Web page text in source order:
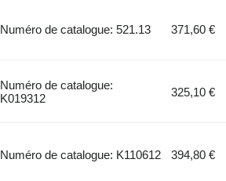
Numéro de catalogue: 521.13 371,60 €
Numéro de catalogue:
K019312
325,10 €
Numéro de catalogue: K110612 394,80 €